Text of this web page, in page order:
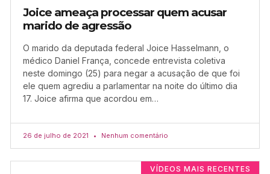
Joice ameaça processar quem acusar
marido de agressão
O marido da deputada federal Joice Hasselmann, o
médico Daniel França, concede entrevista coletiva
neste domingo (25) para negar a acusação de que foi
ele quem agrediu a parlamentar na noite do último dia
17. Joice afirma que acordou em…
26 de julho de 2021 Nenhum comentário
VÍDEOS MAIS RECENTES